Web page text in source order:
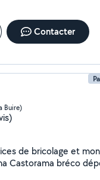
Contacter
Buire)
de bricolage et
Castorama bréco